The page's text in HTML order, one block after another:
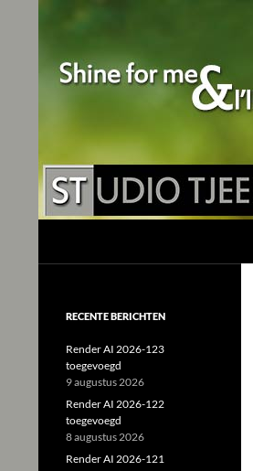
RECENTE BERICHTEN
Render AI 2026-123
toegevoegd
9 augustus 2026
Render AI 2026-122
toegevoegd
8 augustus 2026
Render AI 2026-121